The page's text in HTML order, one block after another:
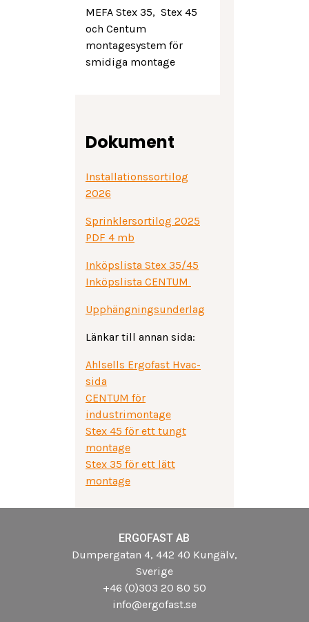
MEFA Stex 35, Stex 45
och Centum
montagesystem för
smidiga montage
Dokument
Installationssortilog
2026
Sprinklersortilog 2025
PDF 4 mb
Inköpslista Stex 35/45
Inköpslista CENTUM
Upphängningsunderlag
Länkar till annan sida:
Ahlsells Ergofast Hvac-
sida
CENTUM för
industrimontage
Stex 45 för ett tungt
montage
Stex 35 för ett lätt
montage
ERGOFAST AB
Dumpergatan 4, 442 40 Kungälv,
Sverige
+46 (0)303 20 80 50
info@ergofast.se